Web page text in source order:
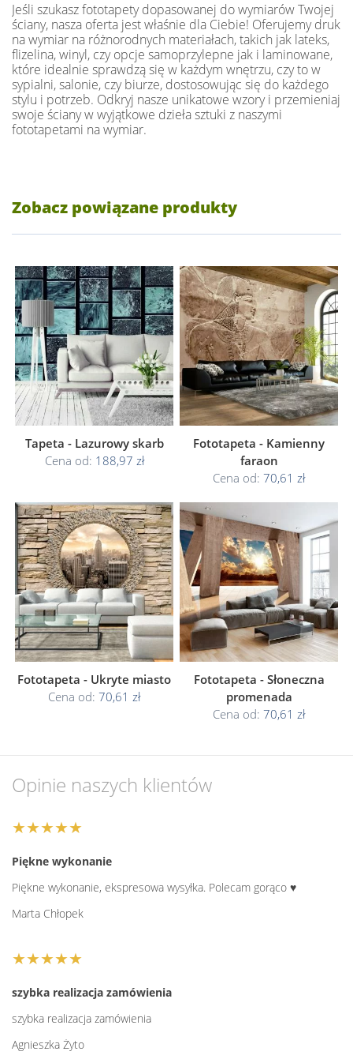
Jeśli szukasz fototapety dopasowanej do wymiarów Twojej
ściany, nasza oferta jest właśnie dla Ciebie! Oferujemy druk
na wymiar na różnorodnych materiałach, takich jak lateks,
flizelina, winyl, czy opcje samoprzylepne jak i laminowane,
które idealnie sprawdzą się w każdym wnętrzu, czy to w
sypialni, salonie, czy biurze, dostosowując się do każdego
stylu i potrzeb. Odkryj nasze unikatowe wzory i przemieniaj
swoje ściany w wyjątkowe dzieła sztuki z naszymi
fototapetami na wymiar.
Zobacz powiązane produkty
Tapeta - Lazurowy skarb
Cena od: 188,97 zł
Fototapeta - Kamienny
faraon
Cena od: 70,61 zł
Fototapeta - Ukryte miasto
Cena od: 70,61 zł
Fototapeta - Słoneczna
promenada
Cena od: 70,61 zł
Opinie naszych klientów
★★★★★
Piękne wykonanie
Piękne wykonanie, ekspresowa wysyłka. Polecam gorąco ♥️
Marta Chłopek
★★★★★
szybka realizacja zamówienia
szybka realizacja zamówienia
Agnieszka Żyto